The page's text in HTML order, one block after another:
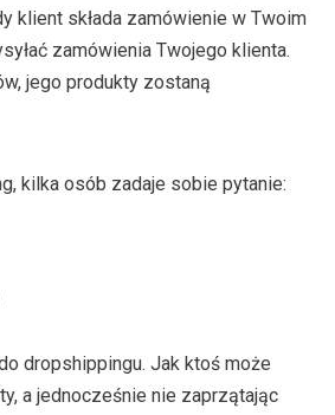
klient składa zamówienie w Twoim
zamówienia Twojego klienta.
jego produkty zostaną
kilka osób zadaje sobie pytanie:
dropshippingu. Jak ktoś może
a jednocześnie nie zaprzątając